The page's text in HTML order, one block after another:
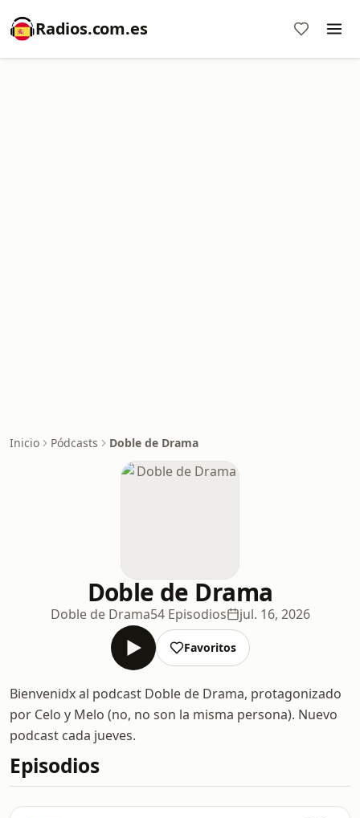
Radios.com.es
Inicio Pódcasts Doble de Drama
Doble de Drama
Doble de Drama54 Episodios jul. 16, 2026
Favoritos
Bienvenidx al podcast Doble de Drama, protagonizado
por Celo y Melo (no, no son la misma persona). Nuevo
podcast cada jueves.
Episodios